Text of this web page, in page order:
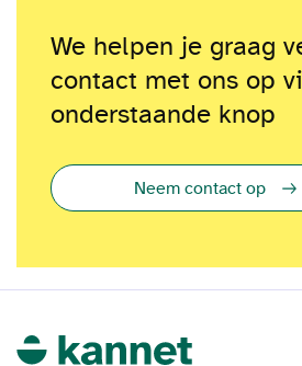
We helpen je graag
contact met ons op
onderstaande knop
Neem contact op